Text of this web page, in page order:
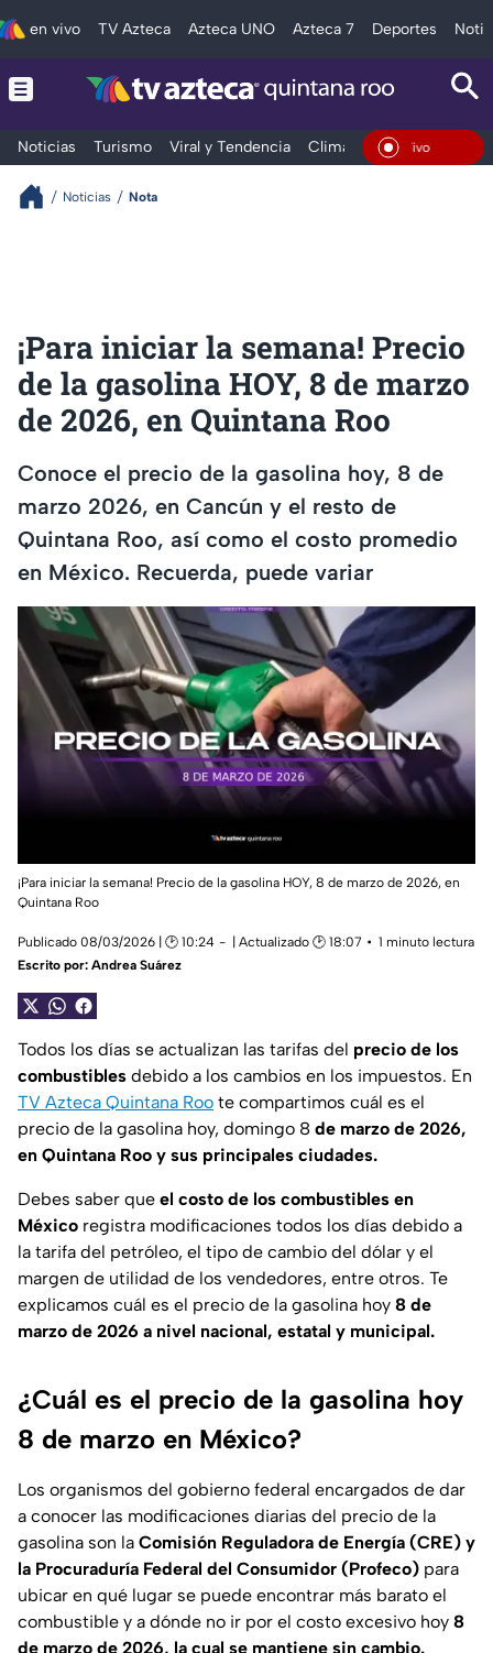
en vivo TV Azteca Azteca UNO Azteca 7 Deportes
Noticias Turismo Viral y Tendencia Clima Tráfico En
Noticias Nota
¡Para iniciar la semana! Precio
de la gasolina HOY, 8 de marzo
de 2026, en Quintana Roo
Conoce el precio de la gasolina hoy, 8 de
marzo 2026, en Cancún y el resto de
Quintana Roo, así como el costo promedio
en México. Recuerda, puede variar
¡Para iniciar la semana! Precio de la gasolina HOY, 8 de marzo de 2026, en
Quintana Roo
Publicado 08/03/2026 | 🕑 10:24 | Actualizado 🕑 18:07
1 minuto lectura
Escrito por: Andrea Suárez
Todos los días se actualizan las tarifas del precio de los
combustibles debido a los cambios en los impuestos. En
TV Azteca Quintana Roo te compartimos cuál es el
precio de la gasolina hoy, domingo 8 de marzo de 2026,
en Quintana Roo y sus principales ciudades.
Debes saber que el costo de los combustibles en
México registra modificaciones todos los días debido a
la tarifa del petróleo, el tipo de cambio del dólar y el
margen de utilidad de los vendedores, entre otros. Te
explicamos cuál es el precio de la gasolina hoy 8 de
marzo de 2026 a nivel nacional, estatal y municipal.
¿Cuál es el precio de la gasolina hoy
8 de marzo en México?
Los organismos del gobierno federal encargados de dar
a conocer las modificaciones diarias del precio de la
gasolina son la Comisión Reguladora de Energía (CRE) y
la Procuraduría Federal del Consumidor (Profeco) para
ubicar en qué lugar se puede encontrar más barato el
combustible y a dónde no ir por el costo excesivo hoy 8
de marzo de 2026, la cual se mantiene sin cambio.